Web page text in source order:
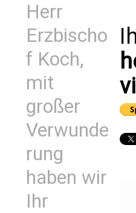
Herr
Erzbischo
f Koch,
mit
großer
Verwunde
rung
haben wir
Ihr